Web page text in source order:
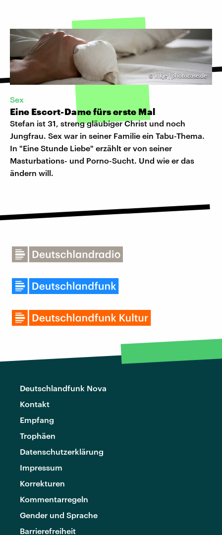
©inkje | photocase.de
Sex
Eine Escort-Dame fürs erste Mal
Stefan ist 31, streng gläubiger Christ und noch
Jungfrau. Sex war in seiner Familie ein Tabu-Thema.
In "Eine Stunde Liebe" erzählt er von seiner
Masturbations- und Porno-Sucht. Und wie er das
ändern will.
Deutschlandfunk Nova
Kontakt
Empfang
Trophäen
Datenschutzerklärung
Impressum
Korrekturen
Kommentarregeln
Gender und Sprache
Barrierefreiheit